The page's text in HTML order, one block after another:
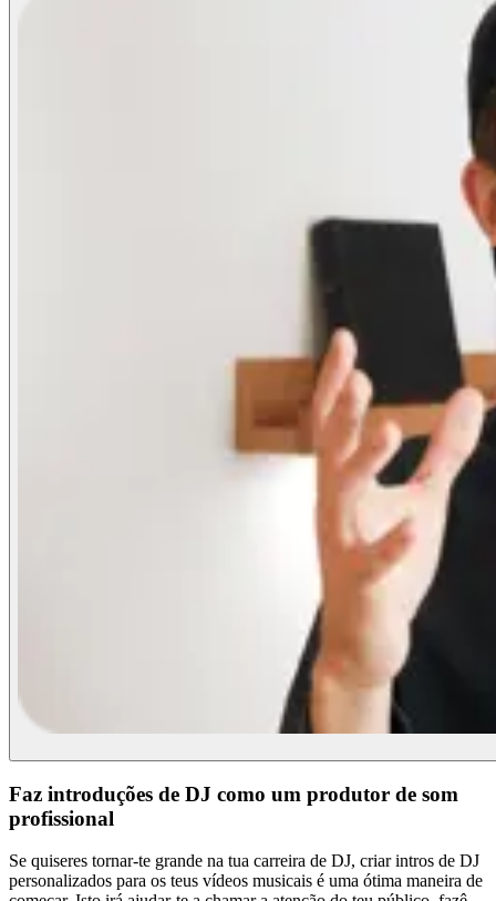
Faz introduções de DJ como um produtor de som
profissional
Se quiseres tornar-te grande na tua carreira de DJ, criar intros de DJ
personalizados para os teus vídeos musicais é uma ótima maneira de